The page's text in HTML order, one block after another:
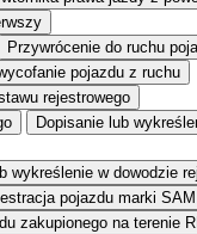
Przywrócenie do ruchu
pojazdu z ruchu
rejestrowego
Dopisanie lub
wykreślenie w dowodzie
pojazdu marki SAM
zakupionego na terenie